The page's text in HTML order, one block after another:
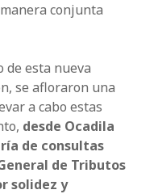
conjunta
de esta nueva
se afloraron una
a cabo estas
desde Ocadila
de consultas
de Tributos
solidez y